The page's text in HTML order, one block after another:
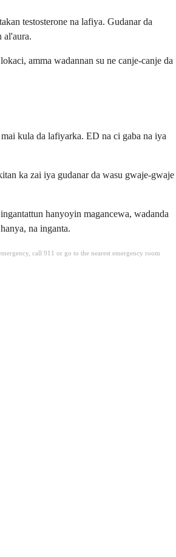
testosterone na lafiya. Gudanar da
al'aura.
amma wadannan su ne canje-canje da
kula da lafiyarka. ED na ci gaba na iya
ka zai iya gudanar da wasu gwaje-gwaje
hanyoyin magancewa, wadanda
na inganta.
call 911 or go to the nearest emergency room